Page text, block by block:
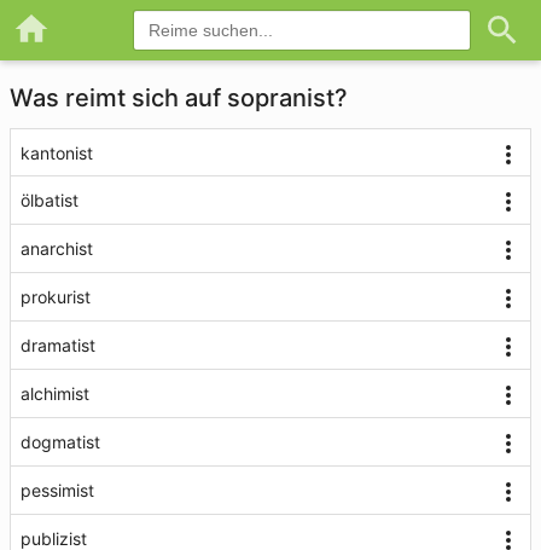
Was reimt sich auf sopranist?
kantonist
ölbatist
anarchist
prokurist
dramatist
alchimist
dogmatist
pessimist
publizist